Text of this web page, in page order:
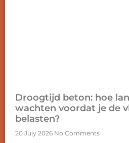
Droogtijd beton: hoe
wachten voordat je de
belasten?
20 July 2026 No Comments